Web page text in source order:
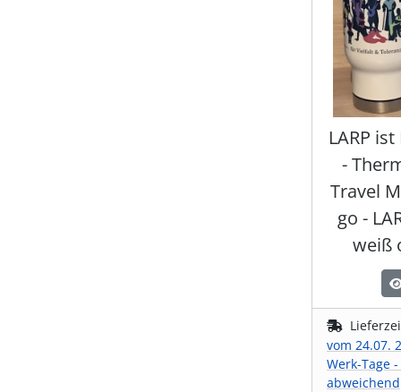
LARP
-
Travel
go -
weiß
vom 24.07.
Werk-Tage
abweichend